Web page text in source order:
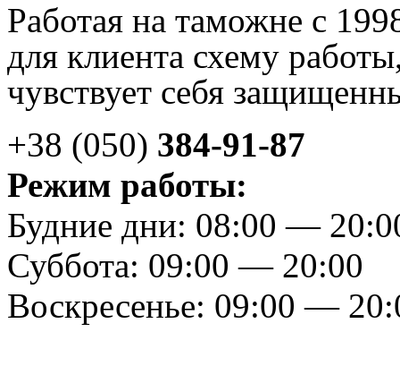
Работая на таможне с
для клиента схему
чувствует себя
+38 (050) 384-91-87
Режим работы:
Будние дни: 08:00 —
Суббота: 09:00 — 20:00
Воскресенье: 09:00 —